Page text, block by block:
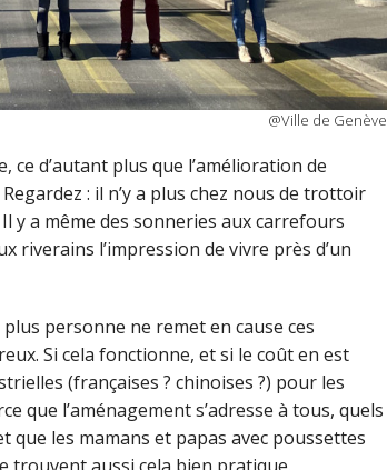
@Ville de Genève
d’autant plus que l’amélioration de
: il n’y a plus chez nous de trottoir
y a même des sonneries aux carrefours
riverains l’impression de vivre près d’un
personne ne remet en cause ces
Si cela fonctionne, et si le coût en est
(françaises ? chinoises ?) pour les
que l’aménagement s’adresse à tous, quels
que les mamans et papas avec poussettes